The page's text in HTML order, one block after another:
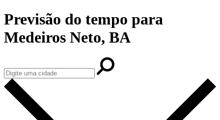
Previsão do tempo para
Medeiros Neto, BA